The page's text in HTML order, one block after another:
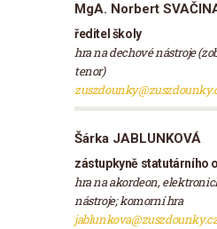
STUDIUM
ŽÁCI
KONTAKT
MgA. Norbert
ředitel školy
hra na dechové nástroje
tenor)
Šárka JABLUNKOVÁ
zástupkyně statutárního
hra na akordeon,
nástroje; komorní hra